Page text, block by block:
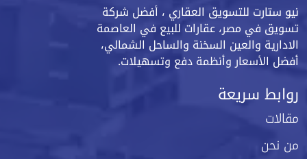
نيو ستارت للتسويق العقاري ، أفضل شركة
تسويق في مصر، عقارات للبيع في العاصمة
الادارية والعين السخنة والساحل الشمالي،
أفضل الأسعار وأنظمة دفع وتسهيلات.
روابط سريعة
مقالات
من نحن